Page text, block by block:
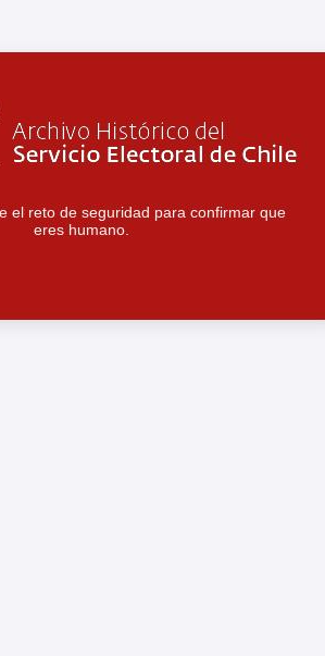
el reto de seguridad para confirmar que
eres humano.